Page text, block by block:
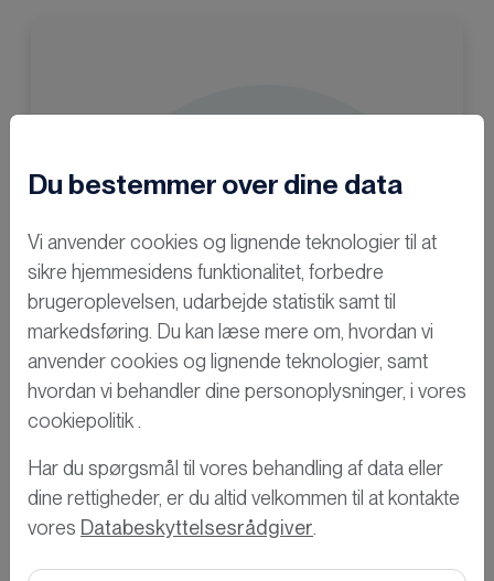
Nysgerrig på
Du bestemmer over dine data
Vi anvender cookies og lignende teknologier til at
sikre hjemmesidens funktionalitet, forbedre
brugeroplevelsen, udarbejde statistik samt til
markedsføring. Du kan læse mere om, hvordan vi
anvender cookies og lignende teknologier, samt
hvordan vi behandler dine personoplysninger, i vores
cookiepolitik .
Har du spørgsmål til vores behandling af data eller
dine rettigheder, er du altid velkommen til at kontakte
vores Databeskyttelsesrådgiver.